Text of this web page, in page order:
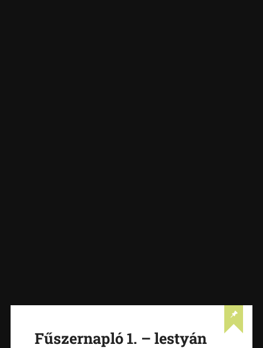
Fűszernapló 1. – lestyán